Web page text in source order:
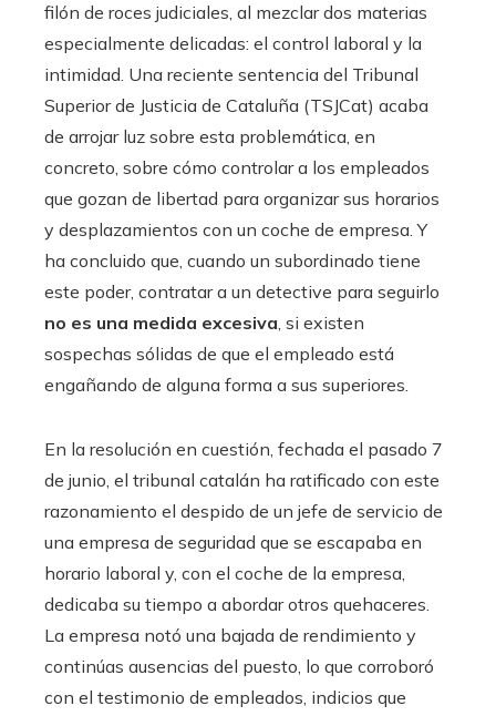
filón de roces judiciales, al mezclar dos materias
especialmente delicadas: el control laboral y la
intimidad. Una reciente sentencia del Tribunal
Superior de Justicia de Cataluña (TSJCat) acaba
de arrojar luz sobre esta problemática, en
concreto, sobre cómo controlar a los empleados
que gozan de libertad para organizar sus horarios
y desplazamientos con un coche de empresa. Y
ha concluido que, cuando un subordinado tiene
este poder, contratar a un detective para seguirlo
no es una medida excesiva, si existen
sospechas sólidas de que el empleado está
engañando de alguna forma a sus superiores.
En la resolución en cuestión, fechada el pasado 7
de junio, el tribunal catalán ha ratificado con este
razonamiento el despido de un jefe de servicio de
una empresa de seguridad que se escapaba en
horario laboral y, con el coche de la empresa,
dedicaba su tiempo a abordar otros quehaceres.
La empresa notó una bajada de rendimiento y
continúas ausencias del puesto, lo que corroboró
con el testimonio de empleados, indicios que